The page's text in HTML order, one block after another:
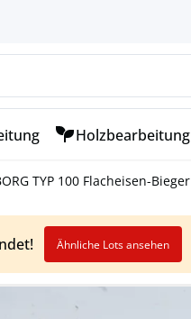
Holzbearbeitung
TYP 100 Flacheisen-Bieger
Ähnliche Lots ansehen